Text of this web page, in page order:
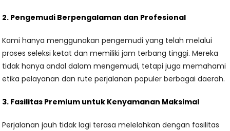
2. Pengemudi Berpengalaman dan Profesional
Kami hanya menggunakan pengemudi yang telah melalui
proses seleksi ketat dan memiliki jam terbang tinggi. Mereka
tidak hanya andal dalam mengemudi, tetapi juga memahami
etika pelayanan dan rute perjalanan populer berbagai daerah.
3. Fasilitas Premium untuk Kenyamanan Maksimal
Perjalanan jauh tidak lagi terasa melelahkan dengan fasilitas